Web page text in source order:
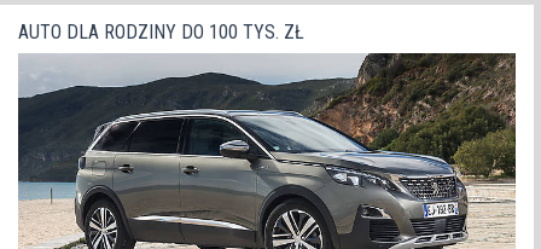
AUTO DLA RODZINY DO 100 TYS. ZŁ